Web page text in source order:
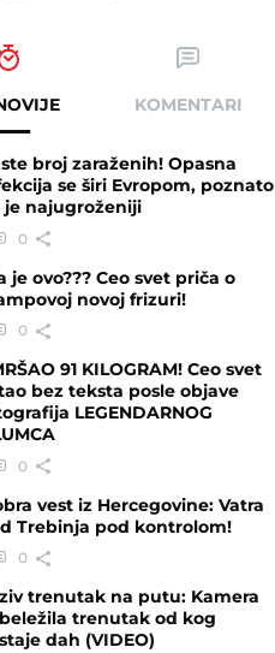
KOMENTARI
broj zaraženih! Opasna
se širi Evropom, poznato
je najugroženiji
0
je ovo??? Ceo svet priča o
novoj frizuri!
0
91 KILOGRAM! Ceo svet
bez teksta posle objave
LEGENDARNOG
0
vest iz Hercegovine: Vatra
Trebinja pod kontrolom!
0
trenutak na putu: Kamera
trenutak od kog
dah (VIDEO)